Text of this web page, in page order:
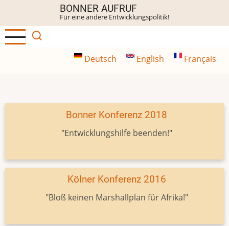
Inhalt
BONNER AUFRUF
Für eine andere Entwicklungspolitik!
Deutsch English Français
Bonner Konferenz 2018
"Entwicklungshilfe beenden!"
Kölner Konferenz 2016
"Bloß keinen Marshallplan für Afrika!"